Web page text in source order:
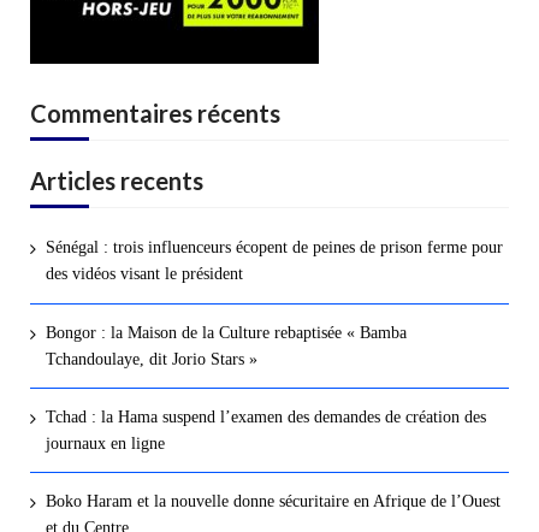
Commentaires récents
Articles recents
Sénégal : trois influenceurs écopent de peines de prison ferme pour
des vidéos visant le président
Bongor : la Maison de la Culture rebaptisée « Bamba
Tchandoulaye, dit Jorio Stars »
Tchad : la Hama suspend l’examen des demandes de création des
journaux en ligne
Boko Haram et la nouvelle donne sécuritaire en Afrique de l’Ouest
et du Centre